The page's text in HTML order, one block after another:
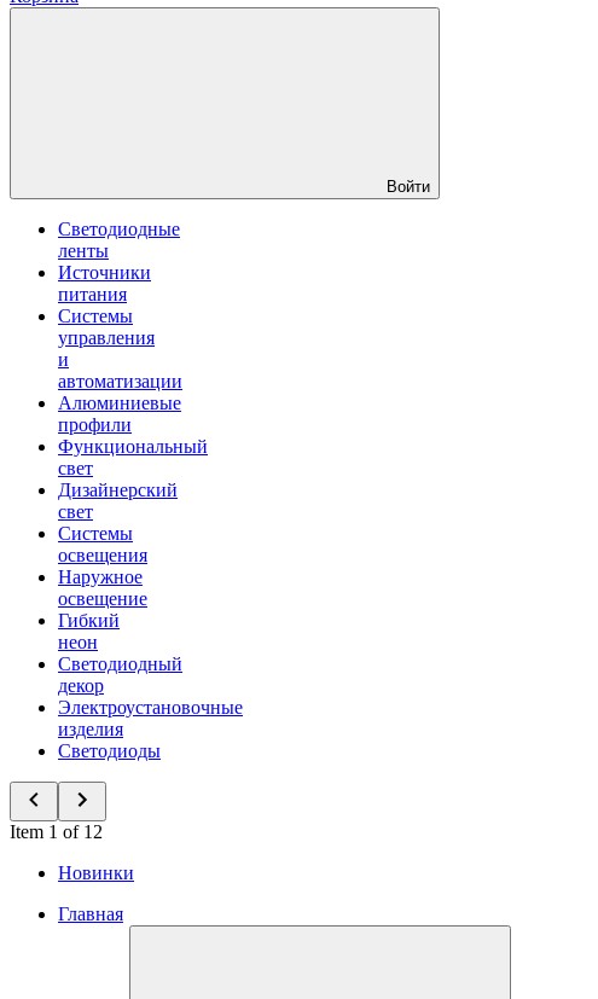
Войти
Светодиодные
ленты
Источники
питания
Системы
управления
и
автоматизации
Алюминиевые
профили
Функциональный
свет
Дизайнерский
свет
Системы
освещения
Наружное
освещение
Гибкий
неон
Светодиодный
декор
Электроустановочные
изделия
Светодиоды
Item 1 of 12
Новинки
Главная